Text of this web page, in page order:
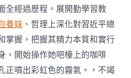
全經過歷程。展開勤學習教
養妹 、哲理上深化對習近平總
掌握，把握其精力本質和實行
，開始操作她吧檯上的咖啡
正噴出彩虹色的霧氣。，不竭